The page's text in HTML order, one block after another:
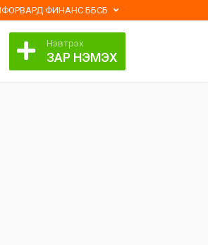
ФИНАНС ББСБ
Нэвтрэх
ЗАР НЭМЭХ